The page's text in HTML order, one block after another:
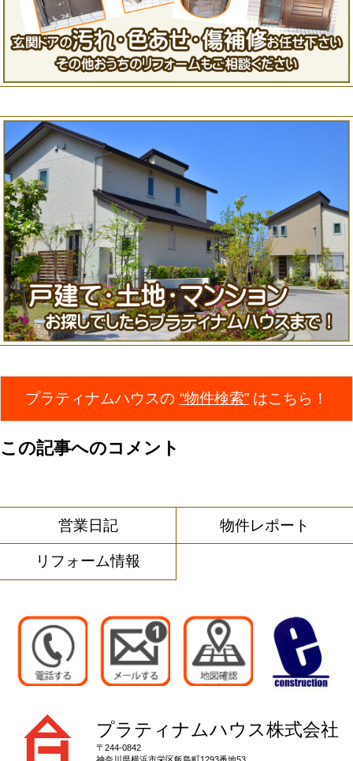
プラティナムハウスの “物件検索” はこちら！
この記事へのコメント
営業日記 物件レポート
リフォーム情報
プラティナムハウス株式会社
〒244-0842